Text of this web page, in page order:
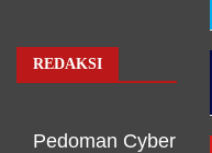
REDAKSI
Pedoman Cyber